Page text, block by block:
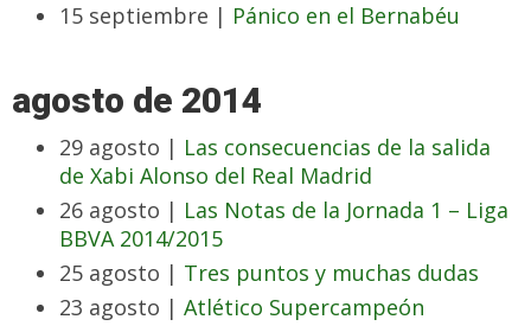
15 septiembre | Pánico en el Bernabéu
agosto de 2014
29 agosto | Las consecuencias de la salida
de Xabi Alonso del Real Madrid
26 agosto | Las Notas de la Jornada 1 – Liga
BBVA 2014/2015
25 agosto | Tres puntos y muchas dudas
23 agosto | Atlético Supercampeón